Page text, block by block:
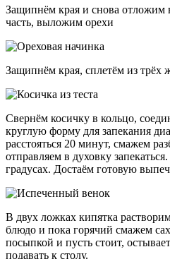
Защипнём края и снова отложим
часть, выложим орехи
Защипнём края, сплетём из трёх
Свернём косичку в кольцо,
круглую форму для запекания
расстояться 20 минут, смажем
отправляем в духовку
градусах. Достаём готовую
В двух ложках кипятка
блюдо и пока горячий смажем
посыпкой и пусть стоит,
подавать к столу.